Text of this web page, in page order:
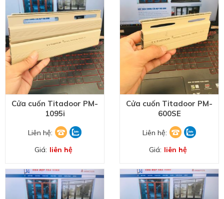
Cửa cuốn Titadoor PM-
1095i
Liên hệ:
Giá: liên hệ
Cửa cuốn Titadoor PM-
600SE
Liên hệ:
Giá: liên hệ